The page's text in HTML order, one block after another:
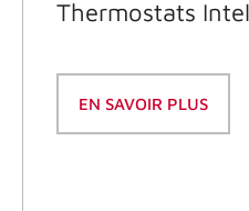
Thermostats
EN SAVOIR PLUS